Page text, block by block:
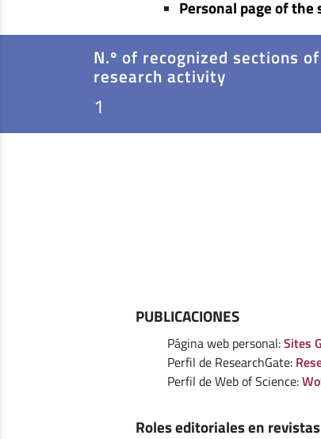
Personal page of
N.º of recognized sections of
research activity
1
PUBLICACIONES
Página web personal:Sites
Perfil de ResearchGate:
Perfil de Web of Science:
Roles editoriales en